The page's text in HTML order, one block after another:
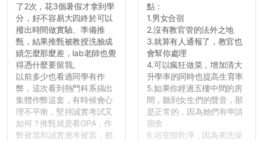
了2次，花3個暑假才拿到學
分，好不容易大四終於可以
撥出時間做實驗、準備推
甄，結果推甄被教授洗臉成
績怎麼那麼差，lab老師也覺
得憑什麼要留我。
以前多少也看過同學有作
弊，這次看到熱門科系搞出
集體作弊這套，有時候會心
理不平衡，堅持誠實考試又
如何？推甄就是看GPA，作
弊被當和誠實應考被當，都
點：
1.男女合宿
2.沒有教官管的法外之地
3.就算有人通報了，教官也
會幫你處理
4.可以瘋狂做菜，增加清大
升學率的同時也提高生育率
5.如果你經過五樓中間的房
間，聽到女生們的聲音，那
是正常的，因為她們有申請
宿舍
6.浴室很乾淨，因為來洗澡